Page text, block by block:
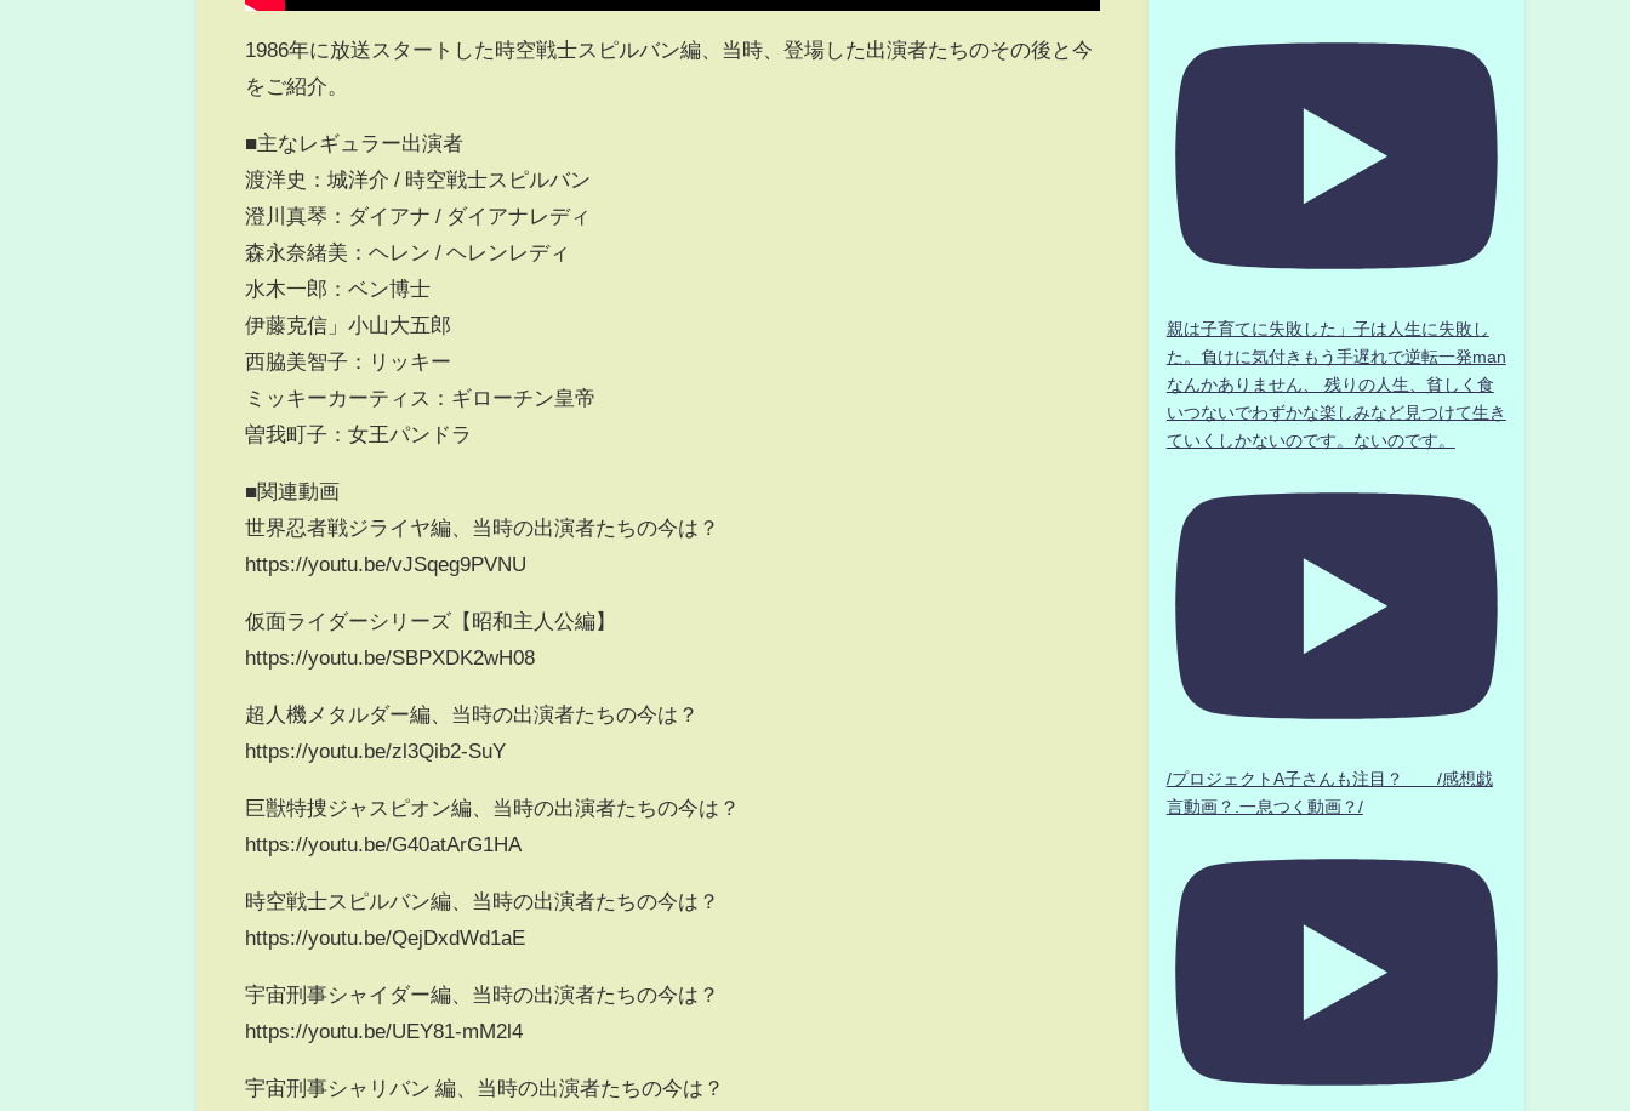
1986年に放送スタートした時空戦士スピルバン編、当時、登場した出演者たちのその後と今
をご紹介。
■主なレギュラー出演者
渡洋史：城洋介 / 時空戦士スピルバン
澄川真琴：ダイアナ / ダイアナレディ
森永奈緒美：ヘレン / ヘレンレディ
水木一郎：ベン博士
伊藤克信」小山大五郎
西脇美智子：リッキー
ミッキーカーティス：ギローチン皇帝
曽我町子：女王パンドラ
■関連動画
世界忍者戦ジライヤ編、当時の出演者たちの今は？
https://youtu.be/vJSqeg9PVNU
仮面ライダーシリーズ【昭和主人公編】
https://youtu.be/SBPXDK2wH08
超人機メタルダー編、当時の出演者たちの今は？
https://youtu.be/zl3Qib2-SuY
巨獣特捜ジャスピオン編、当時の出演者たちの今は？
https://youtu.be/G40atArG1HA
時空戦士スピルバン編、当時の出演者たちの今は？
https://youtu.be/QejDxdWd1aE
宇宙刑事シャイダー編、当時の出演者たちの今は？
https://youtu.be/UEY81-mM2l4
宇宙刑事シャリバン 編、当時の出演者たちの今は？
親は子育てに失敗した」子は人生に失敗し
た。負けに気付きもう手遅れで逆転一発man
なんかありません、 残りの人生、貧しく食
いつないでわずかな楽しみなど見つけて生き
ていくしかないのです。ないのです。
/プロジェクトA子さんも注目？ /感想戯
言動画？.一息つく動画？/